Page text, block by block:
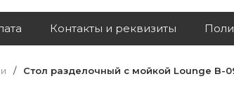
Контакты и реквизиты
/ Cтол разделочный с мойкой Lounge B-